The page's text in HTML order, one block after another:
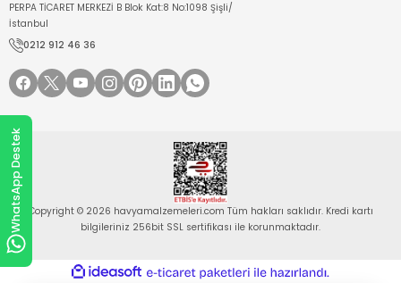
PERPA TİCARET MERKEZİ B Blok Kat:8 No:1098 Şişli/
İstanbul
0212 912 46 36
Copyright © 2026 havyamalzemeleri.com Tüm hakları saklıdır. Kredi kartı
bilgileriniz 256bit SSL sertifikası ile korunmaktadır.
WhatsApp Destek
ideasoft
e-